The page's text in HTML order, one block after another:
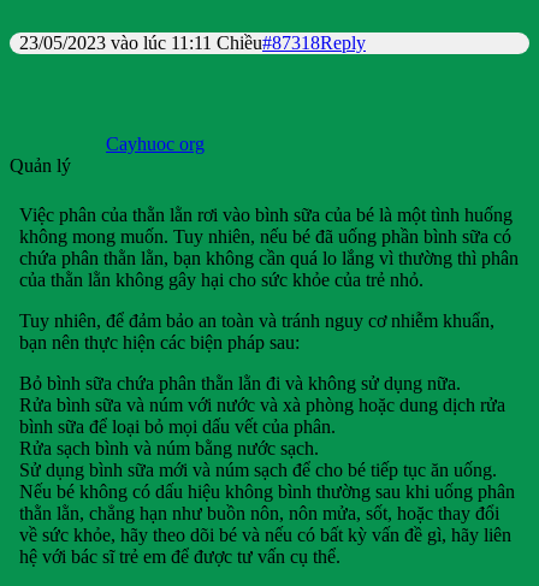
23/05/2023 vào lúc 11:11 Chiều#87318Reply
Cayhuoc org
Quản lý
Việc phân của thằn lằn rơi vào bình sữa của bé là một tình huống
không mong muốn. Tuy nhiên, nếu bé đã uống phần bình sữa có
chứa phân thằn lằn, bạn không cần quá lo lắng vì thường thì phân
của thằn lằn không gây hại cho sức khỏe của trẻ nhỏ.
Tuy nhiên, để đảm bảo an toàn và tránh nguy cơ nhiễm khuẩn,
bạn nên thực hiện các biện pháp sau:
Bỏ bình sữa chứa phân thằn lằn đi và không sử dụng nữa.
Rửa bình sữa và núm với nước và xà phòng hoặc dung dịch rửa
bình sữa để loại bỏ mọi dấu vết của phân.
Rửa sạch bình và núm bằng nước sạch.
Sử dụng bình sữa mới và núm sạch để cho bé tiếp tục ăn uống.
Nếu bé không có dấu hiệu không bình thường sau khi uống phân
thằn lằn, chẳng hạn như buồn nôn, nôn mửa, sốt, hoặc thay đổi
về sức khỏe, hãy theo dõi bé và nếu có bất kỳ vấn đề gì, hãy liên
hệ với bác sĩ trẻ em để được tư vấn cụ thể.